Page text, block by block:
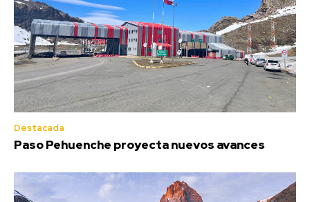
Destacada
Paso Pehuenche proyecta nuevos avances